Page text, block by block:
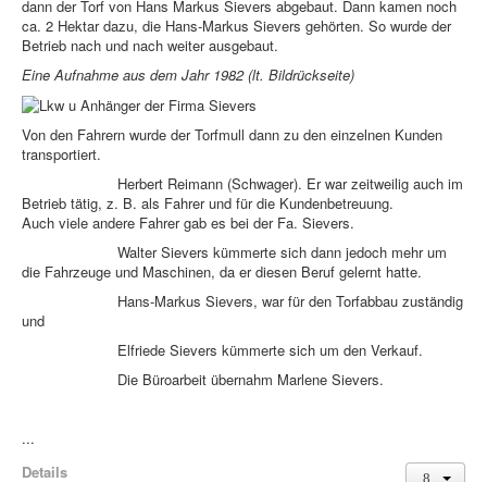
dann der Torf von Hans Markus Sievers abgebaut. Dann kamen noch
ca. 2 Hektar dazu, die Hans-Markus Sievers gehörten. So wurde der
Betrieb nach und nach weiter ausgebaut.
Eine Aufnahme aus dem Jahr 1982 (lt. Bildrückseite)
Von den Fahrern wurde der Torfmull dann zu den einzelnen Kunden
transportiert.
Herbert Reimann (Schwager). Er war zeitweilig auch im
Betrieb tätig, z. B. als Fahrer und für die Kundenbetreuung.
Auch viele andere Fahrer gab es bei der Fa. Sievers.
Walter Sievers kümmerte sich dann jedoch mehr um
die Fahrzeuge und Maschinen, da er diesen Beruf gelernt hatte.
Hans-Markus Sievers, war für den Torfabbau zuständig
und
Elfriede Sievers kümmerte sich um den Verkauf.
Die Büroarbeit übernahm Marlene Sievers.
...
Details